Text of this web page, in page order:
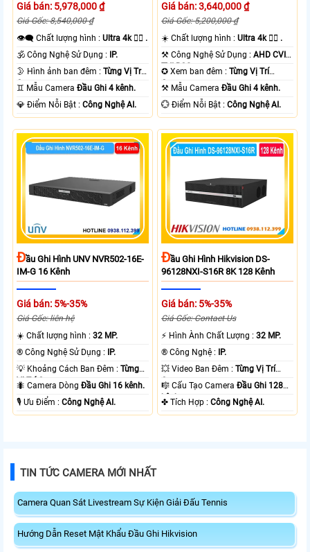
Giá bán: 5,978,000 ₫
Giá Gốc: 8,540,000 ₫
👁️‍🗨 Chất lượng hình :Ultra 4k 👍🏾 .
🕉️ Công Nghệ Sử Dụng :
IP.
🌛 Hình ảnh ban đêm :Từng Vị Trí
Camera .
♊ Mẫu CameraĐầu Ghi 4 kênh.
️💎 Điểm Nỗi Bật :Công Nghệ AI.
Giá bán: 3,640,000 ₫
Giá Gốc: 5,200,000 ₫
☀️ Chất lượng hình :Ultra 4k 👍🏾 .
⚒ Công Nghệ Sử Dụng :AHD CVI
TVI BCS.
✪ Xem ban đêm :Từng Vị Trí
Camera .
⚒ Mẫu CameraĐầu Ghi 4 kênh.
️💮 Điểm Nỗi Bật :Công Nghệ AI.
ĐẦu Ghi Hình UNV NVR502-16E-
IM-G 16 Kênh
Giá bán: 5%-35%
Giá Gốc: liên hệ
☀️ Chất lượng hình :32 MP.
®️ Công Nghệ Sử Dụng :
IP.
💡 Khoảng Cách Ban Đêm :Từng
Vị Trí Camera .
🐜 Camera DòngĐầu Ghi 16 kênh.
️🎙 Ưu Điểm :Công Nghệ AI.
ĐẦu Ghi Hình Hikvision DS-
96128NXI-S16R 8K 128 Kênh
Giá bán: 5%-35%
Giá Gốc: Contact Us
️⚡ Hình Ành Chất Lượng :32 MP.
®️ Công Nghệ :
IP.
💥 Video Ban Đêm :Từng Vị Trí
Camera .
🎼️ Cấu Tạo CameraĐầu Ghi 128
kênh.
️✤ Tích Hợp :Công Nghệ AI.
TIN TỨC CAMERA MỚI NHẤT
Camera Quan Sát Livestream Sự Kiện Giải Đấu Tennis
Hướng Dẫn Reset Mật Khẩu Đầu Ghi Hikvision